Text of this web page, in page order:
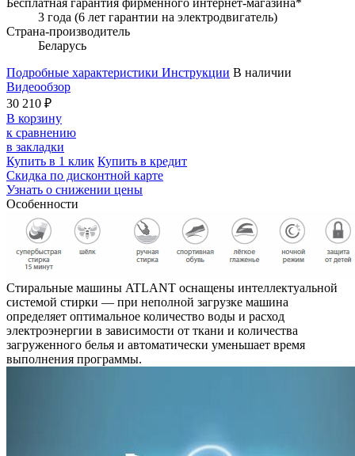
3 года (6 лет гарантии на электродвигатель)
Страна-производитель
Беларусь
Подробные характеристики Инструкции В наличии
Видеообзор
30 210 ₽
В корзину
к сравнению
в закладки
Купить в 1 клик Купить в кредит
Скидка по дисконтной карте
Узнать о снижении цены
Особенности
Стиральные машины ATLANT оснащены интеллектуальной
системой стирки — при неполной загрузке машина
определяет оптимальное количество воды и расход
электроэнергии в зависимости от ткани и количества
загруженного белья и автоматически уменьшает время
выполнения программы.